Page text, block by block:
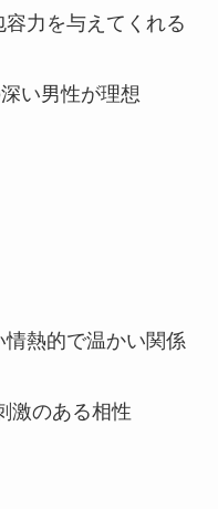
力を与えてくれる
い男性が理想
熱的で温かい関係
激のある相性